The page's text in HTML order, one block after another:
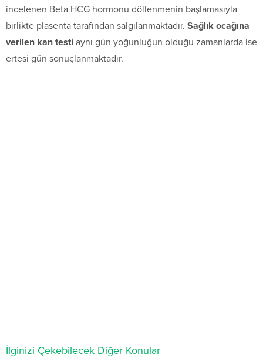
incelenen Beta HCG hormonu döllenmenin başlamasıyla
birlikte plasenta tarafından salgılanmaktadır. Sağlık ocağına
verilen kan testi aynı gün yoğunluğun olduğu zamanlarda ise
ertesi gün sonuçlanmaktadır.
İlginizi Çekebilecek Diğer Konular